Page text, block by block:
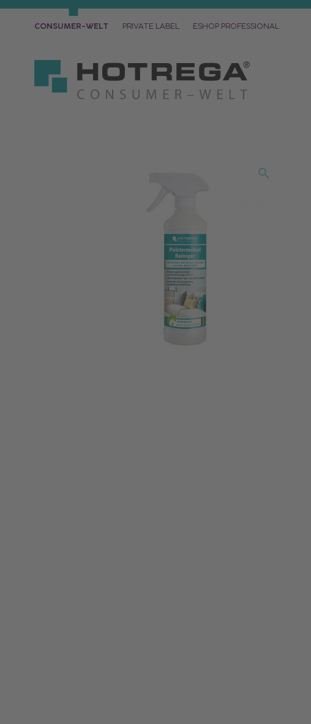
CONSUMER-WELT PRIVATE LABEL ESHOP PROFESSIONAL